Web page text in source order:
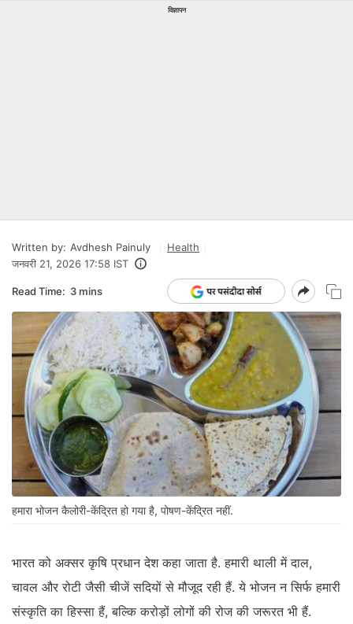
विज्ञापन
Written by: Avdhesh Painuly
Health
जनवरी 21, 2026 17:58 IST
Read Time: 3 mins
हमारा भोजन कैलोरी-केंद्रित हो गया है, पोषण-केंद्रित नहीं.
भारत को अक्सर कृषि प्रधान देश कहा जाता है. हमारी थाली में दाल,
चावल और रोटी जैसी चीजें सदियों से मौजूद रही हैं. ये भोजन न सिर्फ हमारी
संस्कृति का हिस्सा हैं, बल्कि करोड़ों लोगों की रोज की जरूरत भी हैं.